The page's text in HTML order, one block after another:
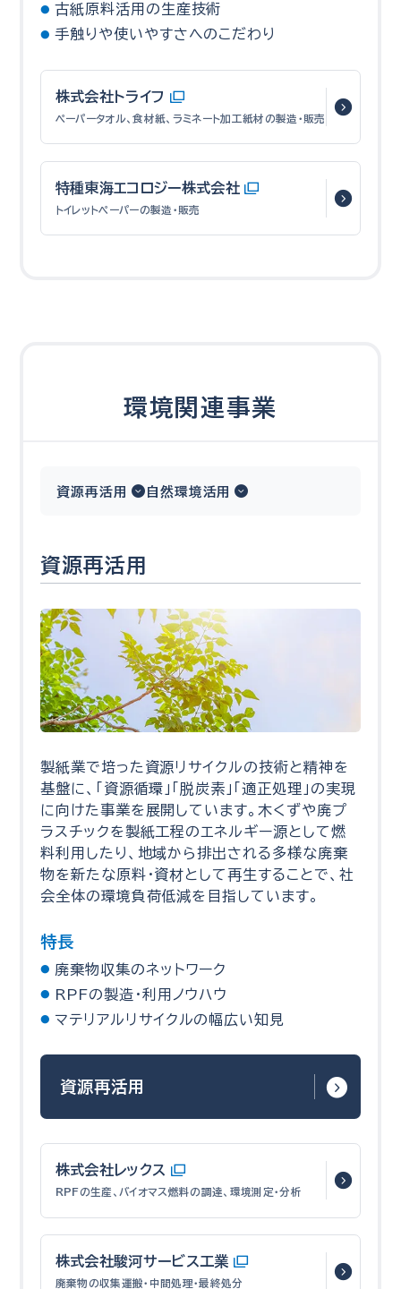
古紙原料活用の生産技術
手触りや使いやすさへのこだわり
株式会社トライフ
ペーパータオル、食材紙、ラミネート加工紙材の製造・販売
特種東海エコロジー株式会社
トイレットペーパーの製造・販売
環境関連事業
資源再活用 自然環境活用
資源再活用
製紙業で培った資源リサイクルの技術と精神を
基盤に、「資源循環」「脱炭素」「適正処理」の実現
に向けた事業を展開しています。木くずや廃プ
ラスチックを製紙工程のエネルギー源として燃
料利用したり、地域から排出される多様な廃棄
物を新たな原料・資材として再生することで、社
会全体の環境負荷低減を目指しています。
特長
廃棄物収集のネットワーク
RPFの製造・利用ノウハウ
マテリアルリサイクルの幅広い知見
資源再活用
株式会社レックス
RPFの生産、バイオマス燃料の調達、 環境測定・分析
株式会社駿河サービス工業
廃棄物の収集運搬・中間処理・最終処分